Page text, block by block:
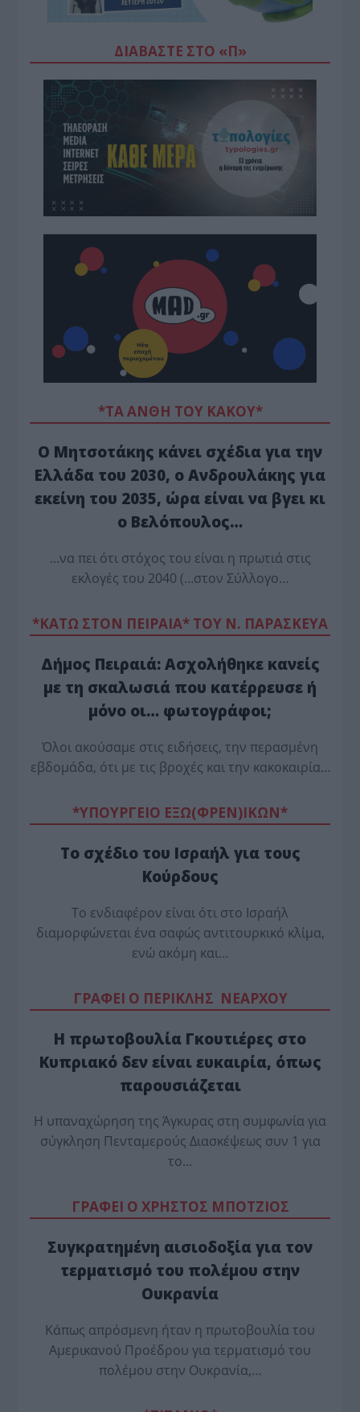
ΔΙΑΒΆΣΤΕ ΣΤΟ «Π»
*ΤΑ ΆΝΘΗ ΤΟΥ ΚΑΚΟΎ*
Ο Μητσοτάκης κάνει σχέδια για την
Ελλάδα του 2030, ο Ανδρουλάκης για
εκείνη του 2035, ώρα είναι να βγει κι
ο Βελόπουλος…
…να πει ότι στόχος του είναι η πρωτιά στις
εκλογές του 2040 (…στον Σύλλογο…
*ΚΑΤΩ ΣΤΟΝ ΠΕΙΡΑΙΑ* ΤΟΥ Ν. ΠΑΡΑΣΚΕΥΑ
Δήμος Πειραιά: Ασχολήθηκε κανείς
με τη σκαλωσιά που κατέρρευσε ή
μόνο οι… φωτογράφοι;
Όλοι ακούσαμε στις ειδήσεις, την περασμένη
εβδομάδα, ότι με τις βροχές και την κακοκαιρία…
*ΥΠΟΥΡΓΕΙΟ ΕΞΩ(ΦΡΕΝ)ΙΚΩΝ*
Το σχέδιο του Ισραήλ για τους
Κούρδους
Το ενδιαφέρον είναι ότι στο Ισραήλ
διαμορφώνεται ένα σαφώς αντιτουρκικό κλίμα,
ενώ ακόμη και…
ΓΡΑΦΕΙ Ο ΠΕΡΙΚΛΗΣ ΝΕΑΡΧΟΥ
Η πρωτοβουλία Γκουτιέρες στο
Κυπριακό δεν είναι ευκαιρία, όπως
παρουσιάζεται
Η υπαναχώρηση της Άγκυρας στη συμφωνία για
σύγκληση Πενταμερούς Διασκέψεως συν 1 για
το…
ΓΡΑΦΕΙ Ο ΧΡΗΣΤΟΣ ΜΠΟΤΖΙΟΣ
Συγκρατημένη αισιοδοξία για τον
τερματισμό του πολέμου στην
Ουκρανία
Κάπως απρόσμενη ήταν η πρωτοβουλία του
Αμερικανού Προέδρου για τερματισμό του
πολέμου στην Ουκρανία,…